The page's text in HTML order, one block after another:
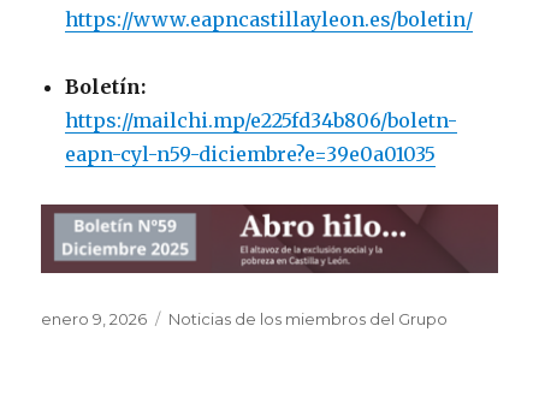
https://www.eapncastillayleon.es/boletin/
Boletín:
https://mailchi.mp/e225fd34b806/boletn-
eapn-cyl-n59-diciembre?e=39e0a01035
Publicado
enero 9, 2026 Categorías
Noticias de los miembros del Grupo